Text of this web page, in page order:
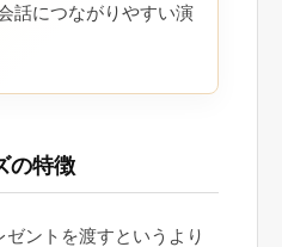
話につながりやすい演
の特徴
ントを渡すというより